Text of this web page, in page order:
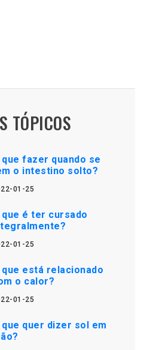
TÓPICOS
que fazer quando se
o intestino solto?
01-25
que é ter cursado
01-25
que está relacionado
o calor?
01-25
que quer dizer sol em